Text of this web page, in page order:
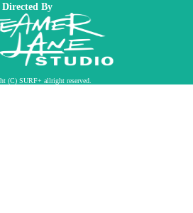
Directed By
(C) SURF+ allright reserved.